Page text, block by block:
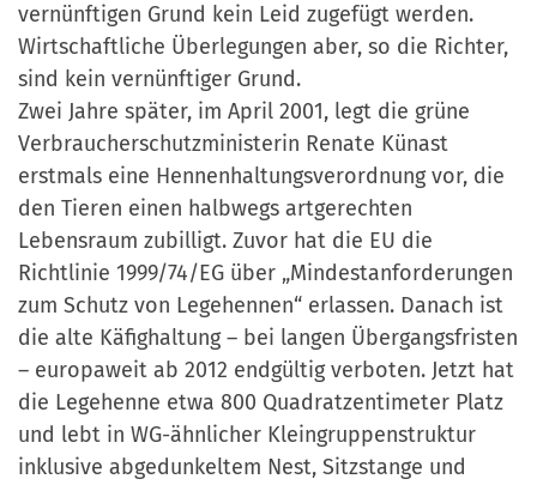
vernünftigen Grund kein Leid zugefügt werden.
Wirtschaftliche Überlegungen aber, so die Richter,
sind kein vernünftiger Grund.
Zwei Jahre später, im April 2001, legt die grüne
Verbraucherschutzministerin Renate Künast
erstmals eine Hennenhaltungsverordnung vor, die
den Tieren einen halbwegs artgerechten
Lebensraum zubilligt. Zuvor hat die EU die
Richtlinie 1999/74/EG über „Mindestanforderungen
zum Schutz von Legehennen“ erlassen. Danach ist
die alte Käfighaltung – bei langen Übergangsfristen
– europaweit ab 2012 endgültig verboten. Jetzt hat
die Legehenne etwa 800 Quadratzentimeter Platz
und lebt in WG-ähnlicher Kleingruppenstruktur
inklusive abgedunkeltem Nest, Sitzstange und